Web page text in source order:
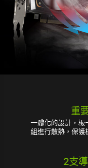
重
一體化的設計，板
組進行散熱，保護
2支